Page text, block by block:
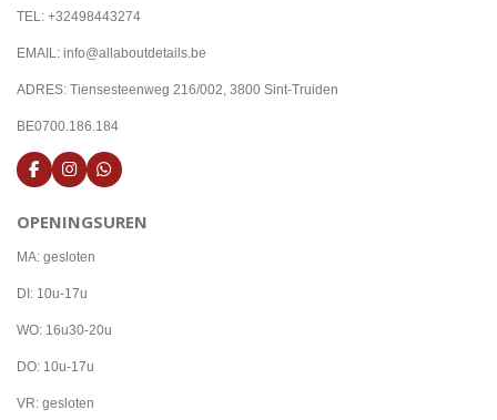
TEL: +32498443274
EMAIL: info@allaboutdetails.be
ADRES: Tiensesteenweg 216/002, 3800 Sint-Truiden
BE0700.186.184
F
a
e
o
I
n
t
g
m
W
h
t
OPENINGSUREN
MA: gesloten
DI: 10u-17u
WO: 16u30-20u
DO: 10u-17u
VR: gesloten